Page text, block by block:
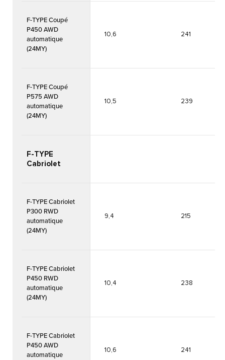
F-TYPE Coupé
P450 AWD
automatique
(24MY)
10,6 241
F-TYPE Coupé
P575 AWD
automatique
(24MY)
10,5 239
F-TYPE
Cabriolet
F-TYPE Cabriolet
P300 RWD
automatique
(24MY)
9,4 215
F-TYPE Cabriolet
P450 RWD
automatique
(24MY)
10,4 238
F-TYPE Cabriolet
P450 AWD
automatique
10,6 241